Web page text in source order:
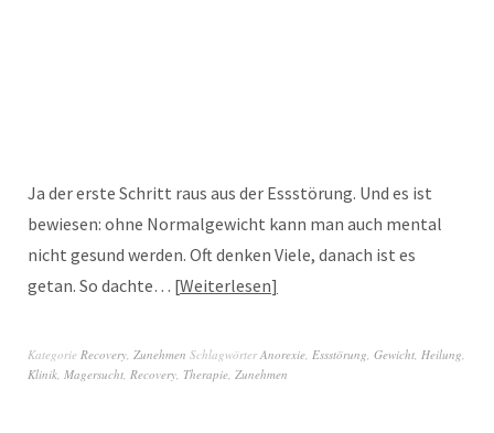
Ja der erste Schritt raus aus der Essstörung. Und es ist
bewiesen: ohne Normalgewicht kann man auch mental
nicht gesund werden. Oft denken Viele, danach ist es
getan. So dachte… Weiterlesen
Kategorie Recovery Zunehmen SchlagwörterAnorexie Essstörung Gewicht Heilung
Klinik Magersucht Recovery Therapie Zunehmen